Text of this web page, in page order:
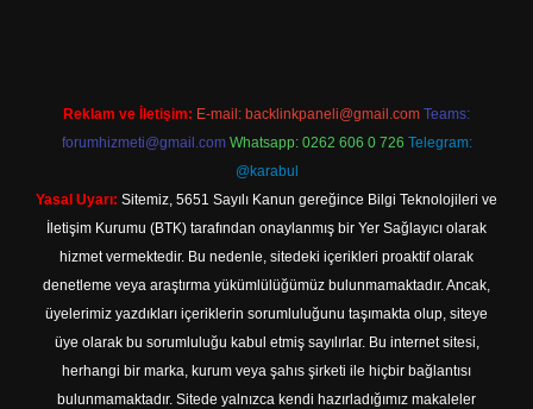
Reklam ve İletişim: E-mail: backlinkpaneli@gmail.com Teams:
forumhizmeti@gmail.com Whatsapp: 0262 606 0 726 Telegram:
@karabul
Yasal Uyarı: Sitemiz, 5651 Sayılı Kanun gereğince Bilgi Teknolojileri ve
İletişim Kurumu (BTK) tarafından onaylanmış bir Yer Sağlayıcı olarak
hizmet vermektedir. Bu nedenle, sitedeki içerikleri proaktif olarak
denetleme veya araştırma yükümlülüğümüz bulunmamaktadır. Ancak,
üyelerimiz yazdıkları içeriklerin sorumluluğunu taşımakta olup, siteye
üye olarak bu sorumluluğu kabul etmiş sayılırlar. Bu internet sitesi,
herhangi bir marka, kurum veya şahıs şirketi ile hiçbir bağlantısı
bulunmamaktadır. Sitede yalnızca kendi hazırladığımız makaleler